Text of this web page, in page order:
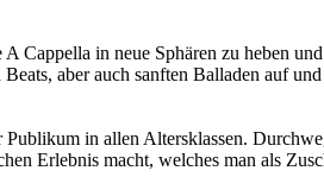
in neue Sphären zu heben
aber auch sanften Balladen auf
in allen Altersklassen.
Erlebnis macht, welches man als